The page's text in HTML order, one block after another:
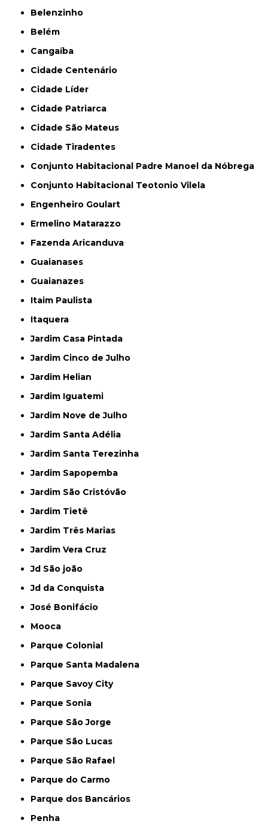
Belenzinho
Belém
Cangaíba
Cidade Centenário
Cidade Líder
Cidade Patriarca
Cidade São Mateus
Cidade Tiradentes
Conjunto Habitacional Padre Manoel da Nóbrega
Conjunto Habitacional Teotonio Vilela
Engenheiro Goulart
Ermelino Matarazzo
Fazenda Aricanduva
Guaianases
Guaianazes
Itaim Paulista
Itaquera
Jardim Casa Pintada
Jardim Cinco de Julho
Jardim Helian
Jardim Iguatemi
Jardim Nove de Julho
Jardim Santa Adélia
Jardim Santa Terezinha
Jardim Sapopemba
Jardim São Cristóvão
Jardim Tietê
Jardim Três Marias
Jardim Vera Cruz
Jd São joão
Jd da Conquista
José Bonifácio
Mooca
Parque Colonial
Parque Santa Madalena
Parque Savoy City
Parque Sonia
Parque São Jorge
Parque São Lucas
Parque São Rafael
Parque do Carmo
Parque dos Bancários
Penha